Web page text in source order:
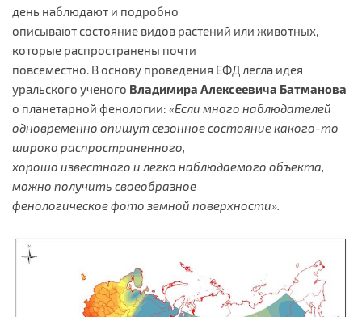
день наблюдают и подробно
описывают состояние видов растений или животных,
которые распространены почти
повсеместно. В основу проведения ЕФД легла идея
уральского ученого Владимира Алексеевича Батманова
о планетарной фенологии: «Если много наблюдателей
одновременно опишут сезонное состояние какого-то
широко распространенного,
хорошо известного и легко наблюдаемого объекта,
можно получить своеобразное
фенологическое фото земной поверхности».